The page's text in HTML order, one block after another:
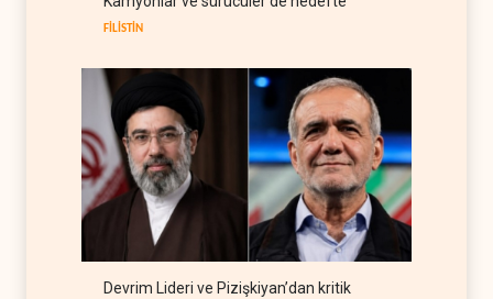
FİLİSTİN
Devrim Lideri ve Pizişkiyan’dan kritik